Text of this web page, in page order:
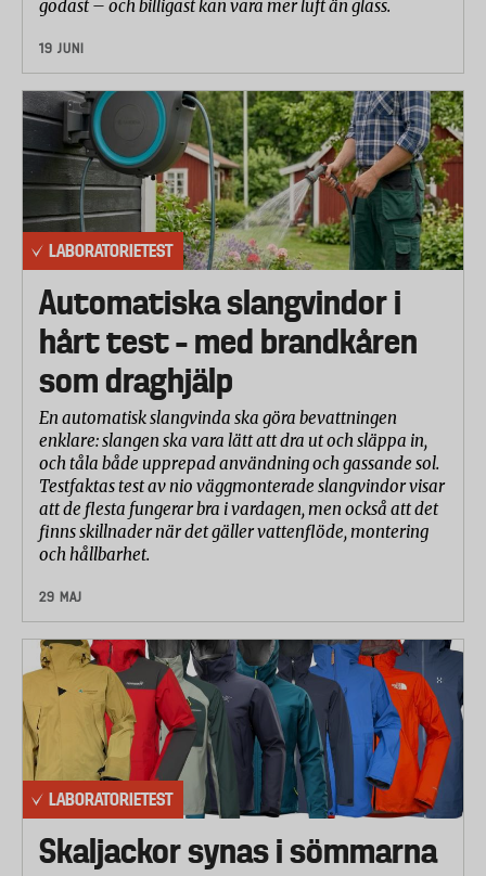
avtagbarhet vid tvätt och dragkedjor) utvärderades.
Tolkning och betygsättning
Resultaten från laboratorietestet har tolkats och
betygsatts i samråd med laboratoriet.
Betygsättningen följer en tiogradig skala där tio är
bäst. Betyg under sex har endast givits för resultat
som kan anses som dåliga eller avsevärt sämre än
övriga testade produkter i urvalet.
I totalbetyget har de olika delmomenten viktats
enligt följande:
Slitagetålighet
Rivtålighet
Krympning
Färgbeständighet
Passform & komfort
Fickor & funktionalitet
godast – och billigast kan vara mer luft än glass.
19 JUNI
LABORATORIETEST
Automatiska slangvindor i
hårt test – med brandkåren
som draghjälp
En automatisk slangvinda ska göra bevattningen
enklare: slangen ska vara lätt att dra ut och släppa in,
och tåla både upprepad användning och gassande sol.
Testfaktas test av nio väggmonterade slangvindor visar
att de flesta fungerar bra i vardagen, men också att det
finns skillnader när det gäller vattenflöde, montering
och hållbarhet.
29 MAJ
LABORATORIETEST
Skaljackor synas i sömmarna